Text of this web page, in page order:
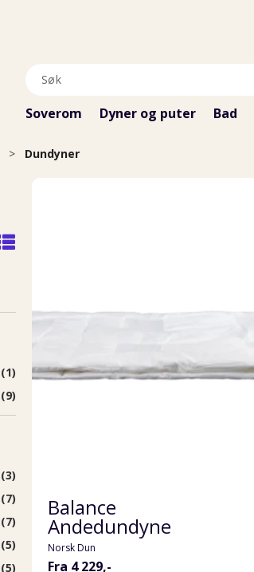
Soverom Dyner og puter Bad
> Dundyner
(1)
(9)
(3)
(7)
(7)
(5)
(5)
Balance
Andedundyne
Norsk Dun
Fra 4 229,-